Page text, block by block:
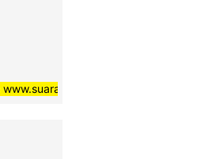
semoga setiap